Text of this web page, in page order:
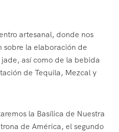
artesanal, donde nos
la elaboración de
así como de la bebida
de Tequila, Mezcal y
la Basílica de Nuestra
de América, el segundo